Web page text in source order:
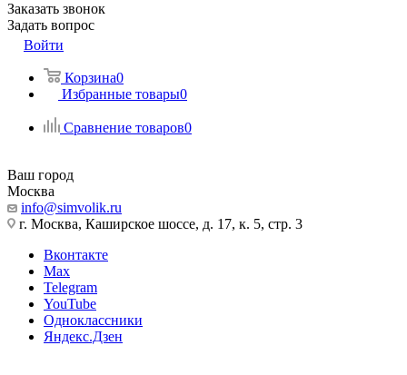
Заказать звонок
Задать вопрос
Войти
Корзина0
Избранные товары0
Сравнение товаров0
Ваш город
Москва
info@simvolik.ru
г. Москва, Каширское шоссе, д. 17, к. 5, стр. 3
Вконтакте
Max
Telegram
YouTube
Одноклассники
Яндекс.Дзен